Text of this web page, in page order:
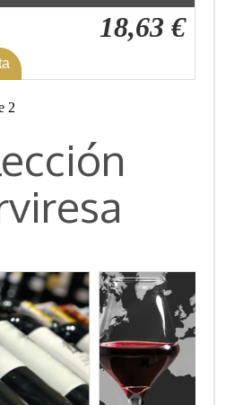
18,63 €
2